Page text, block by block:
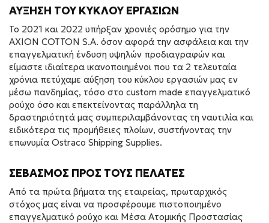
ΑΎΞΗΣΗ ΤΟΥ ΚΎΚΛΟΥ ΕΡΓΑΣΙΏΝ
Το 2021 και 2022 υπήρξαν χρονιές ορόσημο για την
ΑΧΙΟΝ COTTON S.A. όσον αφορά την ασφάλεια και την
επαγγελματική ένδυση υψηλών προδιαγραφών και
είµαστε ιδιαίτερα ικανοποιημένοι που τα 2 τελευταία
χρόνια πετύχαµε αύξηση του κύκλου εργασιών μας εν
μέσω πανδημίας, τόσο στο custom made επαγγελματικό
ρούχο όσο και επεκτείνοντας παράλληλα τη
δραστηριότητά μας συμπεριλαμβάνοντας τη ναυτιλία και
ειδικότερα τις προμήθειες πλοίων, συστήνοντας την
επωνυμία Ostraco Shipping Supplies.
ΣΕΒΑΣΜΌΣ ΠΡΟΣ ΤΟΥΣ ΠΕΛΆΤΕΣ
Από τα πρώτα βήµατα της εταιρείας, πρωταρχικός
στόχος µας είναι να προσφέρουμε πιστοποιημένο
επαγγελματικό ρούχο και Μέσα Ατομικής Προστασίας